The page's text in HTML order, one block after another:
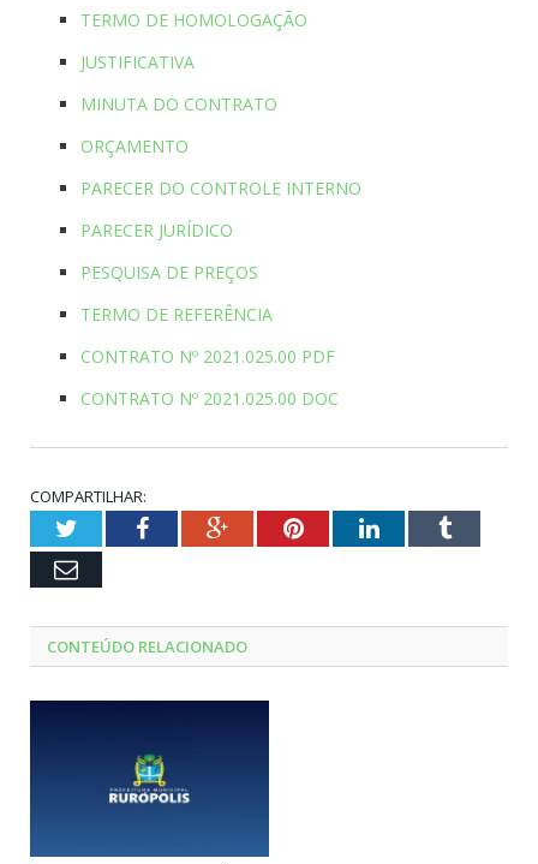
TERMO DE HOMOLOGAÇÃO
JUSTIFICATIVA
MINUTA DO CONTRATO
ORÇAMENTO
PARECER DO CONTROLE INTERNO
PARECER JURÍDICO
PESQUISA DE PREÇOS
TERMO DE REFERÊNCIA
CONTRATO Nº 2021.025.00 PDF
CONTRATO Nº 2021.025.00 DOC
COMPARTILHAR:
TwitterFacebookGoogle+PinterestLinkedInTumblr
Email
CONTEÚDO RELACIONADO